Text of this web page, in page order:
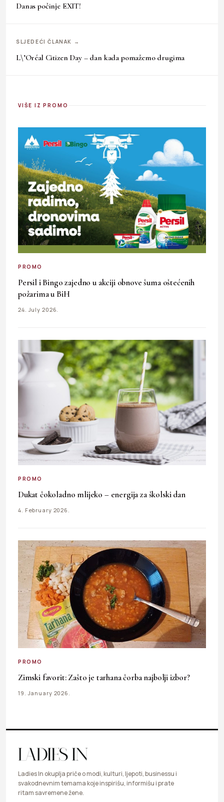
Danas počinje EXIT!
SLJEDEĆI ČLANAK →
L\’Oréal Citizen Day – dan kada pomažemo drugima
VIŠE IZ PROMO
PROMO
Persil i Bingo zajedno u akciji obnove šuma oštećenih
požarima u BiH
24. July 2026.
PROMO
Dukat čokoladno mlijeko – energija za školski dan
4. February 2026.
PROMO
Zimski favorit: Zašto je tarhana čorba najbolji izbor?
19. January 2026.
Ladies In okuplja priče o modi, kulturi, ljepoti, businessu i
svakodnevnim temama koje inspirišu, informišu i prate
ritam savremene žene.